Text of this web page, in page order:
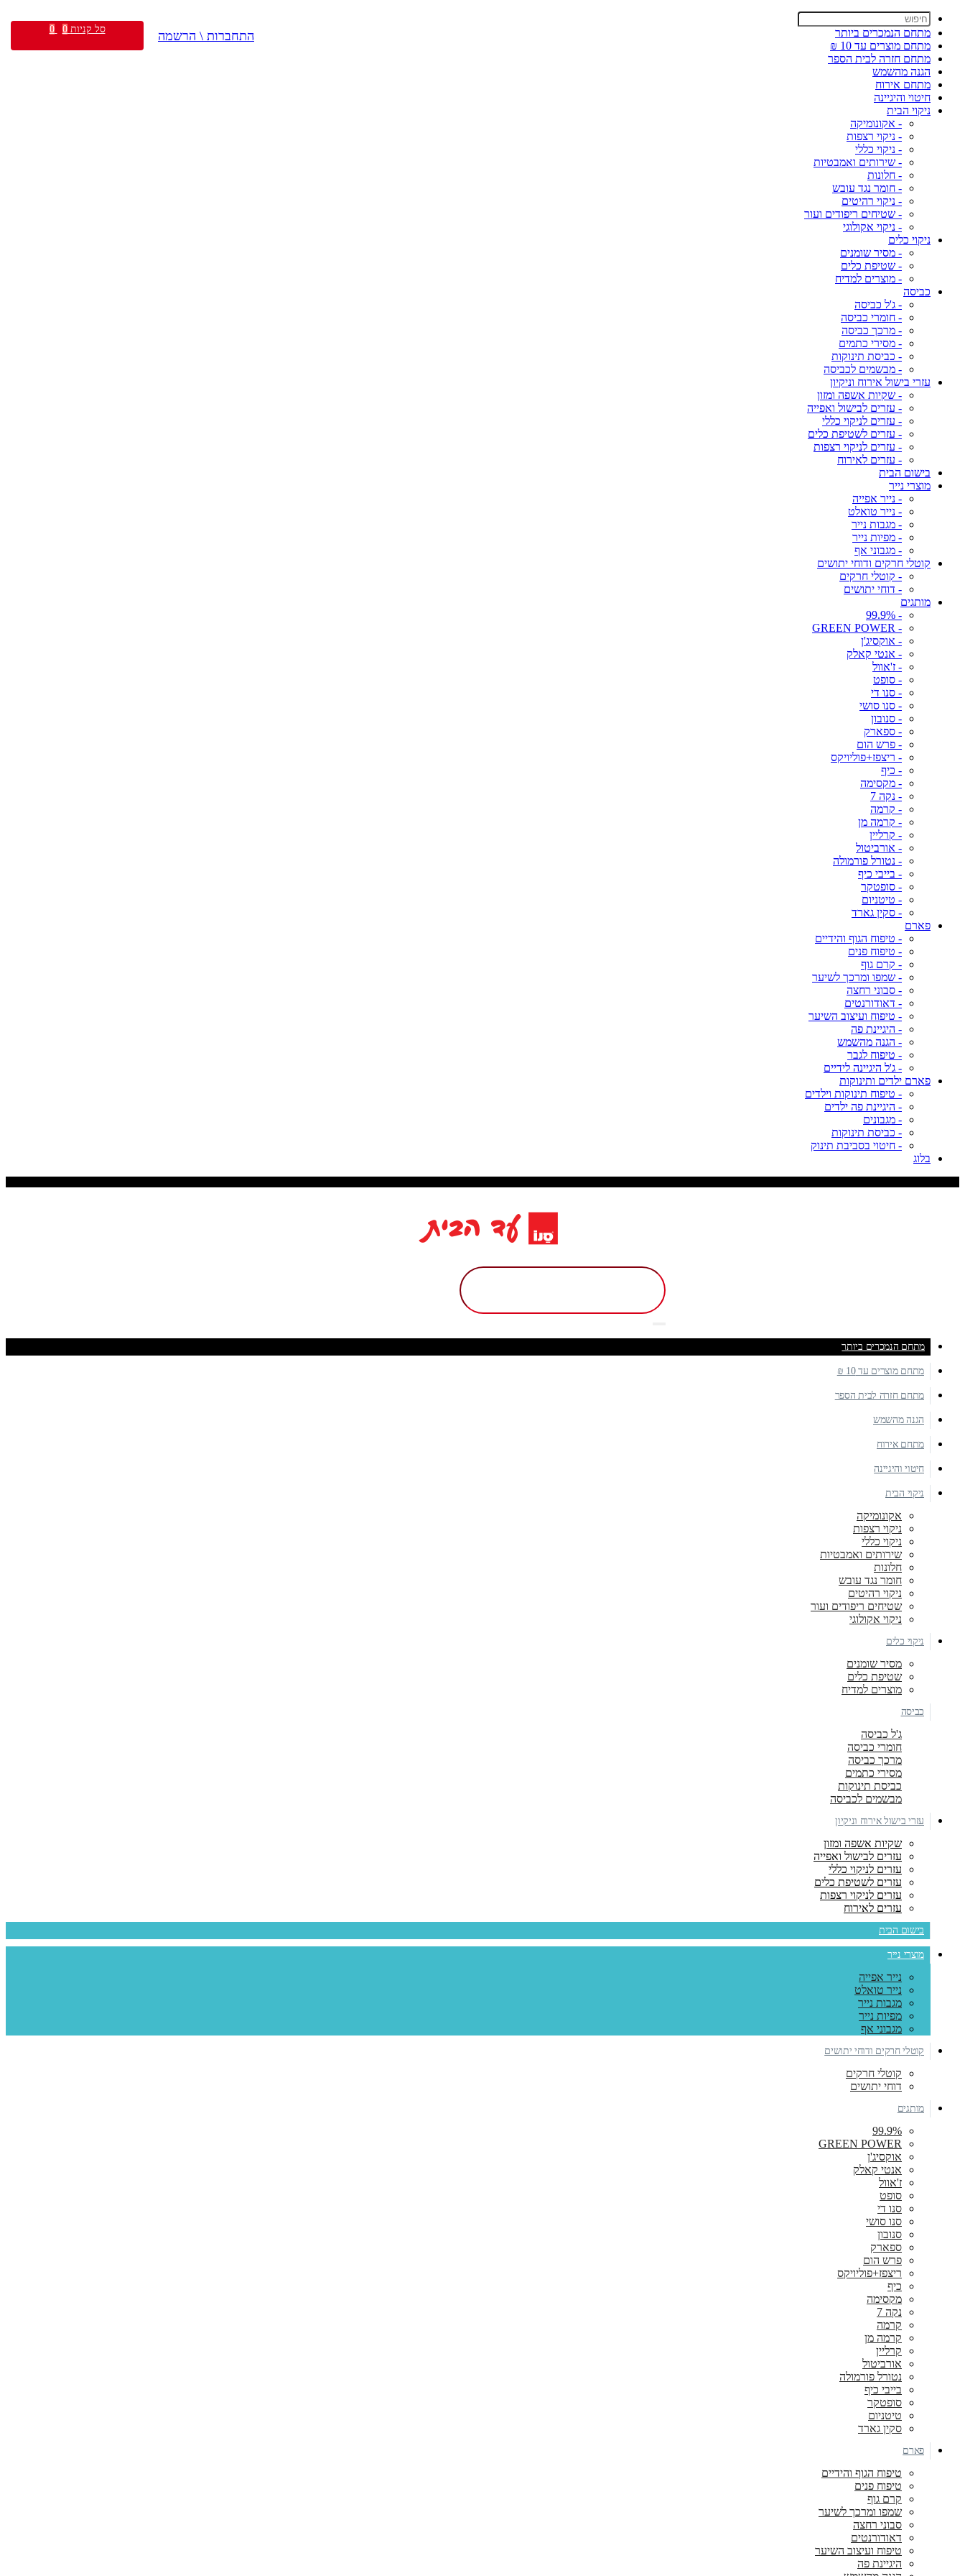
מתחם הנמכרים ביותר
מתחם מוצרים עד 10 ₪
מתחם חזרה לבית הספר
הגנה מהשמש
מתחם אירוח
חיטוי והיגיינה
ניקוי הבית
- אקונומיקה
- ניקוי רצפות
- ניקוי כללי
- שירותים ואמבטיות
- חלונות
- חומר נגד עובש
- ניקוי רהיטים
- שטיחים ריפודים ועור
- ניקוי אקולוגי
ניקוי כלים
- מסיר שומנים
- שטיפת כלים
- מוצרים למדיח
כביסה
- ג'ל כביסה
- חומרי כביסה
- מרכך כביסה
- מסירי כתמים
- כביסת תינוקות
- מבשמים לכביסה
עזרי בישול אירוח וניקיון
- שקיות אשפה ומזון
- עזרים לבישול ואפייה
- עזרים לניקוי כללי
- עזרים לשטיפת כלים
- עזרים לניקוי רצפות
- עזרים לאירוח
בישום הבית
מוצרי נייר
- נייר אפייה
- נייר טואלט
- מגבות נייר
- מפיות נייר
- מגבוני אף
קוטלי חרקים ודוחי יתושים
- קוטלי חרקים
- דוחי יתושים
מותגים
- 99.9%
- GREEN POWER
- אוקסיג'ן
- אנטי קאלק
- ז'אוול
- סופט
- סנו די
- סנו סושי
- סנובון
- ספארק
- פרש הום
- ריצפז+פוליויקס
- כיף
- מקסימה
- נקה 7
- קרמה
- קרמה מן
- קרליין
- אורביטול
- נטורל פורמולה
- בייבי כיף
- סופטקר
- טיטניום
- סקין גארד
פארם
- טיפוח הגוף והידיים
- טיפוח פנים
- קרם גוף
- שמפו ומרכך לשיער
- סבוני רחצה
- דאודורנטים
- טיפוח ועיצוב השיער
- היגיינת פה
- הגנה מהשמש
- טיפוח לגבר
- ג'ל היגיינה לידיים
פארם ילדים ותינוקות
- טיפוח תינוקות וילדים
- היגיינת פה ילדים
- מגבונים
- כביסת תינוקות
- חיטוי בסביבת תינוק
בלוג
התחברות \ הרשמה סל קניות 0
0
מתחם הנמכרים ביותר
מתחם מוצרים עד 10 ₪
מתחם חזרה לבית הספר
הגנה מהשמש
מתחם אירוח
חיטוי והיגיינה
ניקוי הבית
אקונומיקה
ניקוי רצפות
ניקוי כללי
שירותים ואמבטיות
חלונות
חומר נגד עובש
ניקוי רהיטים
שטיחים ריפודים ועור
ניקוי אקולוגי
ניקוי כלים
מסיר שומנים
שטיפת כלים
מוצרים למדיח
כביסה
ג'ל כביסה
חומרי כביסה
מרכך כביסה
מסירי כתמים
כביסת תינוקות
מבשמים לכביסה
עזרי בישול אירוח וניקיון
שקיות אשפה ומזון
עזרים לבישול ואפייה
עזרים לניקוי כללי
עזרים לשטיפת כלים
עזרים לניקוי רצפות
עזרים לאירוח
בישום הבית
מוצרי נייר
נייר אפייה
נייר טואלט
מגבות נייר
מפיות נייר
מגבוני אף
קוטלי חרקים ודוחי יתושים
קוטלי חרקים
דוחי יתושים
מותגים
99.9%
GREEN POWER
אוקסיג'ן
אנטי קאלק
ז'אוול
סופט
סנו די
סנו סושי
סנובון
ספארק
פרש הום
ריצפז+פוליויקס
כיף
מקסימה
נקה 7
קרמה
קרמה מן
קרליין
אורביטול
נטורל פורמולה
בייבי כיף
סופטקר
טיטניום
סקין גארד
פארם
טיפוח הגוף והידיים
טיפוח פנים
קרם גוף
שמפו ומרכך לשיער
סבוני רחצה
דאודורנטים
טיפוח ועיצוב השיער
היגיינת פה